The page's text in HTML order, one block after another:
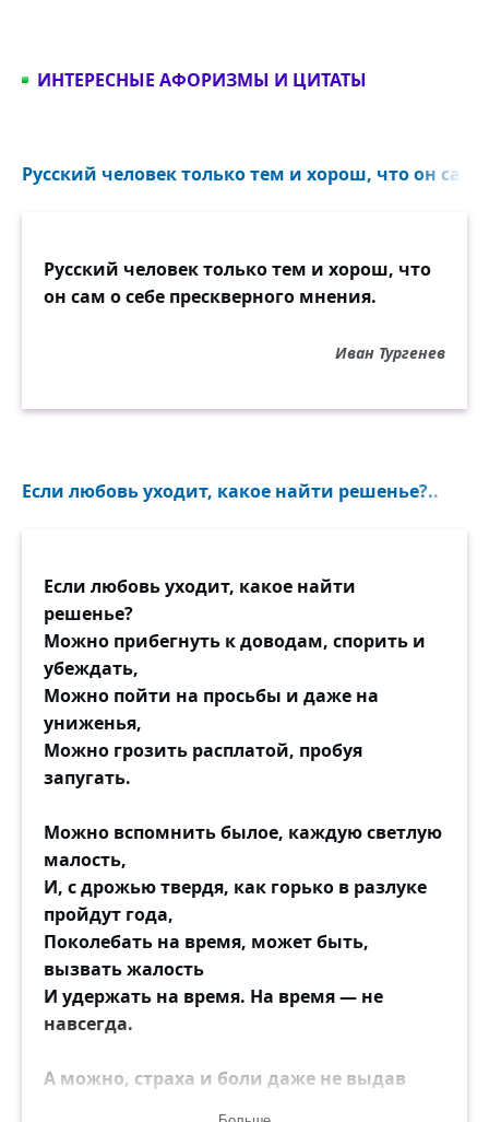
ИНТЕРЕСНЫЕ АФОРИЗМЫ И ЦИТАТЫ
Русский человек только тем и хорош, что он сам
Русский человек только тем и хорош, что
он сам о себе прескверного мнения.
Иван Тургенев
Если любовь уходит, какое найти решенье?..
Если любовь уходит, какое найти
решенье?
Можно прибегнуть к доводам, спорить и
убеждать,
Можно пойти на просьбы и даже на
униженья,
Можно грозить расплатой, пробуя
запугать.
Можно вспомнить былое, каждую светлую
малость,
И, с дрожью твердя, как горько в разлуке
пройдут года,
Поколебать на время, может быть,
вызвать жалость
И удержать на время. На время — не
навсегда.
А можно, страха и боли даже не выдав